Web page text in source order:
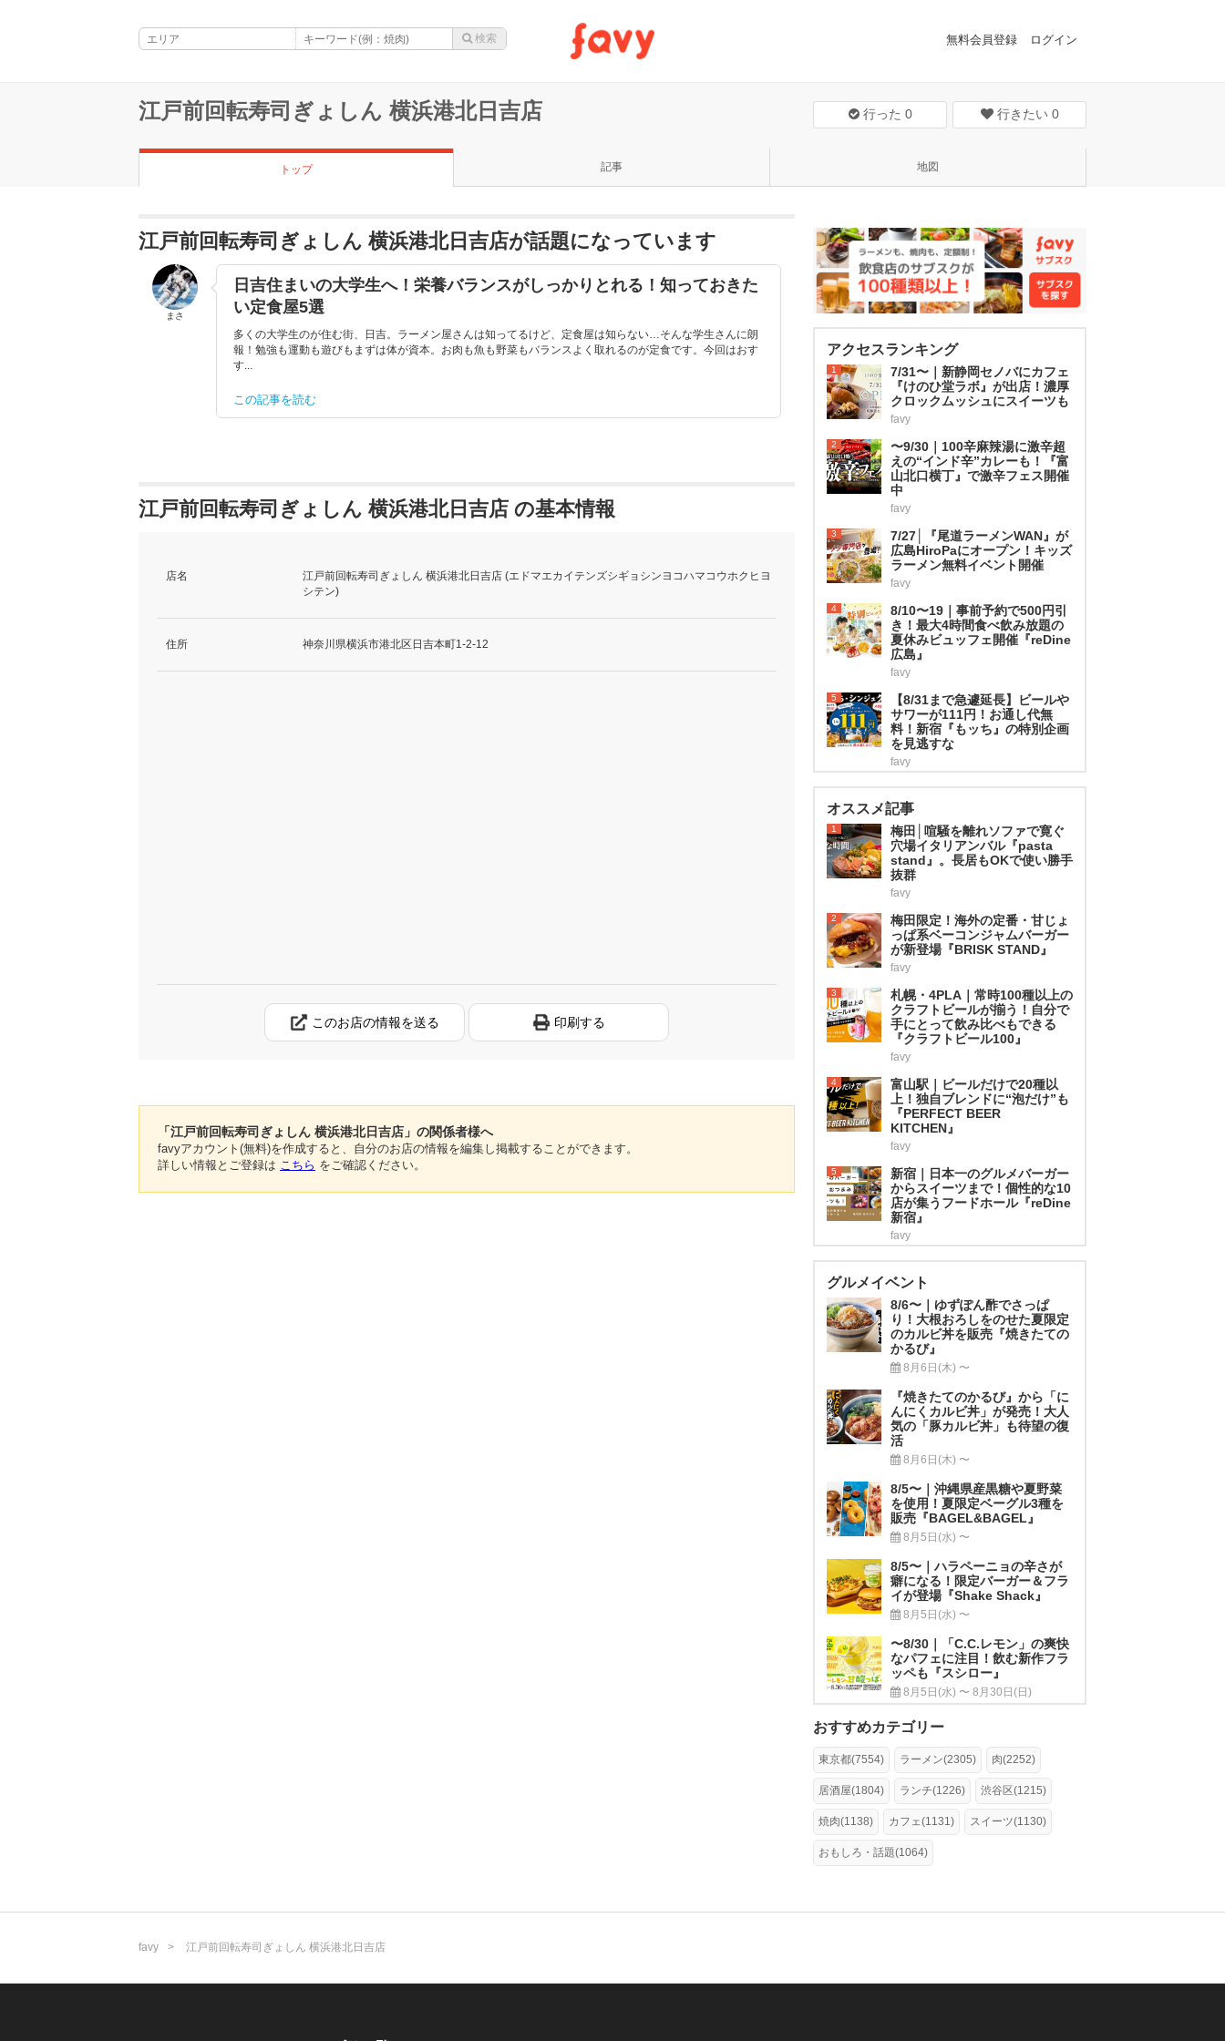
無料会員登録 ログイン
江戸前回転寿司ぎょしん 横浜港北日吉店 行った 0 行きたい 0
トップ 記事 地図
江戸前回転寿司ぎょしん 横浜港北日吉店が話題になっています
まさ
日吉住まいの大学生へ！栄養バランスがしっかりとれる！知っておきた
い定食屋5選
多くの大学生のが住む街、日吉。ラーメン屋さんは知ってるけど、定食屋は知らない…そんな学生さんに朗
報！勉強も運動も遊びもまずは体が資本。お肉も魚も野菜もバランスよく取れるのが定食です。今回はおす
す...
この記事を読む
江戸前回転寿司ぎょしん 横浜港北日吉店 の基本情報
店名
江戸前回転寿司ぎょしん 横浜港北日吉店 (エドマエカイテンズシギョシンヨコハマコウホクヒヨ
シテン)
住所 神奈川県横浜市港北区日吉本町1-2-12
このお店の情報を送る 印刷する
「江戸前回転寿司ぎょしん 横浜港北日吉店」の関係者様へ
favyアカウント(無料)を作成すると、自分のお店の情報を編集し掲載することができます。
詳しい情報とご登録は こちら をご確認ください。
アクセスランキング
1
7/31〜｜新静岡セノバにカフェ
『けのひ堂ラボ』が出店！濃厚
クロックムッシュにスイーツも
favy
2
〜9/30｜100辛麻辣湯に激辛超
えの“インド辛”カレーも！『富
山北口横丁』で激辛フェス開催
中
favy
3
7/27│『尾道ラーメンWAN』が
広島HiroPaにオープン！キッズ
ラーメン無料イベント開催
favy
4
8/10〜19｜事前予約で500円引
き！最大4時間食べ飲み放題の
夏休みビュッフェ開催『reDine
広島』
favy
5
【8/31まで急遽延長】ビールや
サワーが111円！お通し代無
料！新宿『もッち』の特別企画
を見逃すな
favy
オススメ記事
1
梅田│喧騒を離れソファで寛ぐ
穴場イタリアンバル『pasta
stand』。長居もOKで使い勝手
抜群
favy
2
梅田限定！海外の定番・甘じょ
っぱ系ベーコンジャムバーガー
が新登場『BRISK STAND』
favy
3
札幌・4PLA｜常時100種以上の
クラフトビールが揃う！自分で
手にとって飲み比べもできる
『クラフトビール100』
favy
4
富山駅｜ビールだけで20種以
上！独自ブレンドに“泡だけ”も
『PERFECT BEER
KITCHEN』
favy
5
新宿｜日本一のグルメバーガー
からスイーツまで！個性的な10
店が集うフードホール『reDine
新宿』
favy
グルメイベント
8/6〜｜ゆずぽん酢でさっぱ
り！大根おろしをのせた夏限定
のカルビ丼を販売『焼きたての
かるび』
8月6日(木) 〜
『焼きたてのかるび』から「に
んにくカルビ丼」が発売！大人
気の「豚カルビ丼」も待望の復
活
8月6日(木) 〜
8/5〜｜沖縄県産黒糖や夏野菜
を使用！夏限定ベーグル3種を
販売『BAGEL&BAGEL』
8月5日(水) 〜
8/5〜｜ハラペーニョの辛さが
癖になる！限定バーガー＆フラ
イが登場『Shake Shack』
8月5日(水) 〜
〜8/30｜「C.C.レモン」の爽快
なパフェに注目！飲む新作フラ
ッペも『スシロー』
8月5日(水) 〜 8月30日(日)
おすすめカテゴリー
東京都(7554) ラーメン(2305) 肉(2252)
居酒屋(1804) ランチ(1226) 渋谷区(1215)
焼肉(1138) カフェ(1131) スイーツ(1130)
おもしろ・話題(1064)
favy 江戸前回転寿司ぎょしん 横浜港北日吉店